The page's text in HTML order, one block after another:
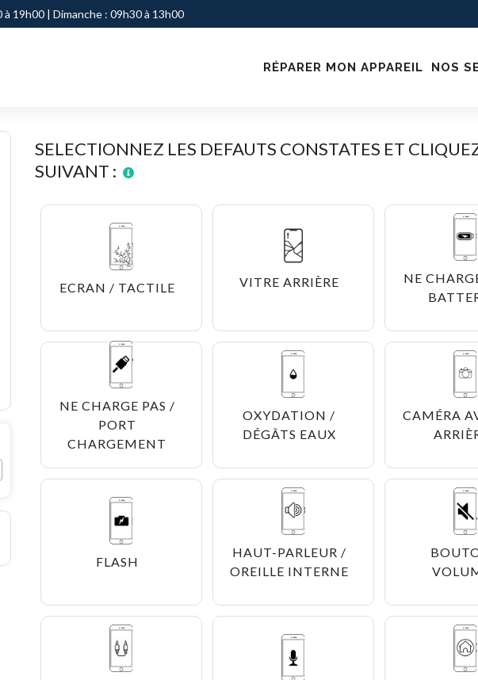
19h00 | Dimanche : 09h30 à 13h00
RÉPARER MON APPAREIL NOS
SELECTIONNEZ LES DEFAUTS CONSTATES ET
SUIVANT :
ECRAN / TACTILE VITRE ARRIÈRE
NE
NE CHARGE PAS /
PORT
CHARGEMENT
OXYDATION /
DÉGÂTS EAUX
CAMÉRA
FLASH
HAUT-PARLEUR /
OREILLE INTERNE